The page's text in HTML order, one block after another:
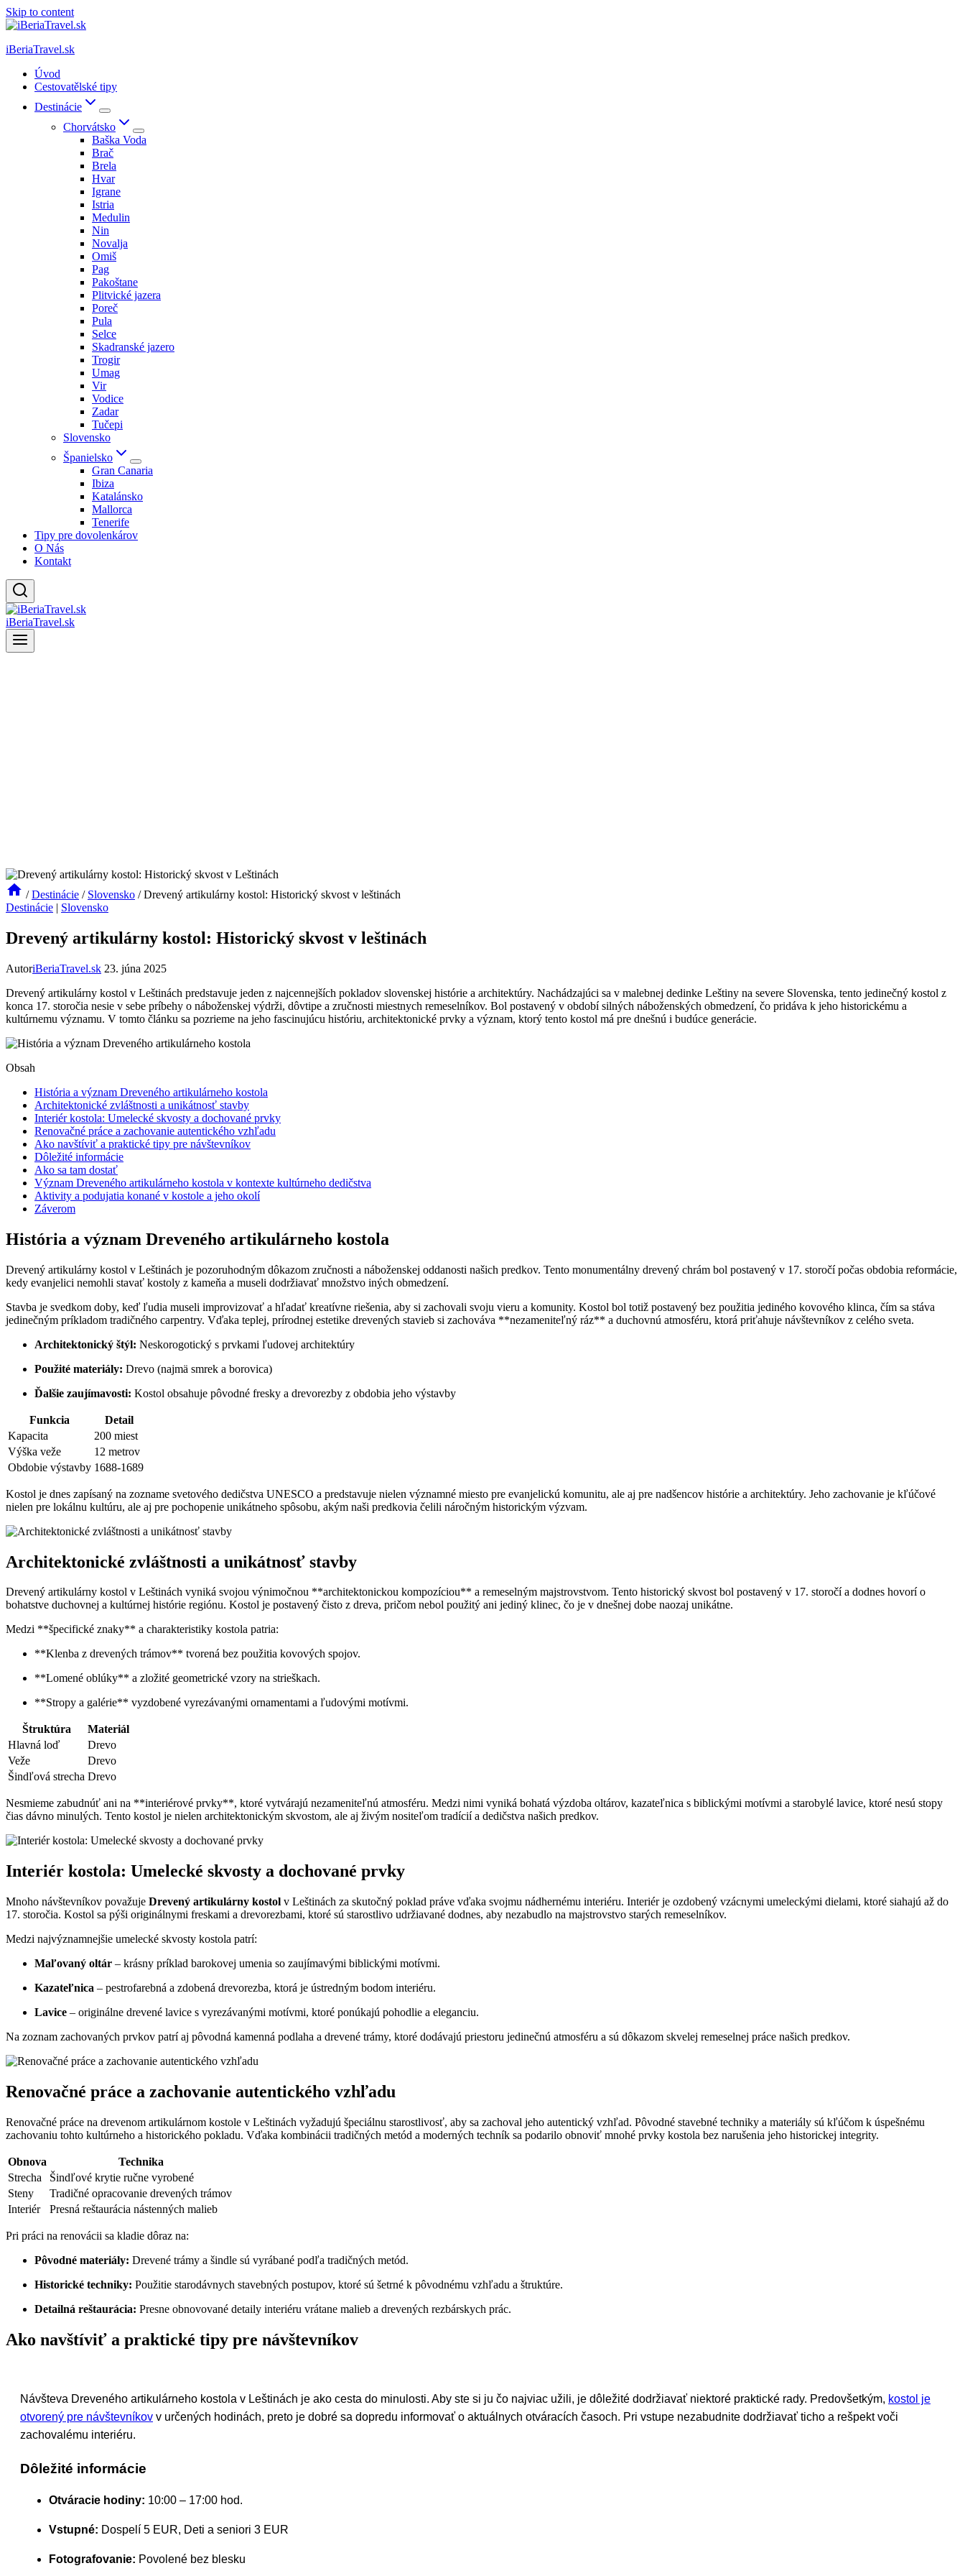
Skip to content
iBeriaTravel.sk
Úvod
Cestovatělské tipy
Destinácie
Chorvátsko
Baška Voda
Brač
Brela
Hvar
Igrane
Istria
Medulin
Nin
Novalja
Omiš
Pag
Pakoštane
Plitvické jazera
Poreč
Pula
Selce
Skadranské jazero
Trogir
Umag
Vir
Vodice
Zadar
Tučepi
Slovensko
Španielsko
Gran Canaria
Ibiza
Katalánsko
Mallorca
Tenerife
Tipy pre dovolenkárov
O Nás
Kontakt
iBeriaTravel.sk
/ Destinácie / Slovensko / Drevený artikulárny kostol: Historický skvost v leštinách
Destinácie | Slovensko
Drevený artikulárny kostol: Historický skvost v leštinách
AutoriBeriaTravel.sk 23. júna 2025
Drevený artikulárny kostol v Leštinách predstavuje jeden z najcennejších pokladov slovenskej histórie a architektúry. Nachádzajúci sa v malebnej dedinke Leštiny na severe Slovenska, tento jedinečný kostol z
konca 17. storočia nesie v sebe príbehy o náboženskej výdrži, dôvtipe a zručnosti miestnych remeselníkov. Bol postavený v období silných náboženských obmedzení, čo pridáva k jeho historickému a
kultúrnemu významu. V tomto článku sa pozrieme na jeho fascinujúcu históriu, architektonické prvky a význam, ktorý tento kostol má pre dnešnú i budúce generácie.
Obsah
História a význam Dreveného artikulárneho kostola
Architektonické zvláštnosti a unikátnosť stavby
Interiér kostola: Umelecké skvosty a dochované prvky
Renovačné práce a zachovanie autentického vzhľadu
Ako navštíviť a praktické tipy pre návštevníkov
Dôležité informácie
Ako sa tam dostať
Význam Dreveného artikulárneho kostola v kontexte kultúrneho dedičstva
Aktivity a podujatia konané v kostole a jeho okolí
Záverom
História a význam Dreveného artikulárneho kostola
Drevený artikulárny kostol v Leštinách je pozoruhodným dôkazom zručnosti a náboženskej oddanosti našich predkov. Tento monumentálny drevený chrám bol postavený v 17. storočí počas obdobia reformácie,
kedy evanjelici nemohli stavať kostoly z kameňa a museli dodržiavať množstvo iných obmedzení.
Stavba je svedkom doby, keď ľudia museli improvizovať a hľadať kreatívne riešenia, aby si zachovali svoju vieru a komunity. Kostol bol totiž postavený bez použitia jediného kovového klinca, čím sa stáva
jedinečným príkladom tradičného carpentry. Vďaka teplej, prírodnej estetike drevených stavieb si zachováva **nezameniteľný ráz** a duchovnú atmosféru, ktorá priťahuje návštevníkov z celého sveta.
Architektonický štýl: Neskorogotický s prvkami ľudovej architektúry
Použité materiály: Drevo (najmä smrek a borovica)
Ďalšie zaujímavosti: Kostol obsahuje pôvodné fresky a drevorezby z obdobia jeho výstavby
Funkcia
Detail
Kapacita
200 miest
Výška veže
12 metrov
Obdobie výstavby 1688-1689
Kostol je dnes zapísaný na zozname svetového dedičstva UNESCO a predstavuje nielen významné miesto pre evanjelickú komunitu, ale aj pre nadšencov histórie a architektúry. Jeho zachovanie je kľúčové
nielen pre lokálnu kultúru, ale aj pre pochopenie unikátneho spôsobu, akým naši predkovia čelili náročným historickým výzvam.
Architektonické zvláštnosti a unikátnosť stavby
Drevený artikulárny kostol v Leštinách vyniká svojou výnimočnou **architektonickou kompozíciou** a remeselným majstrovstvom. Tento historický skvost bol postavený v 17. storočí a dodnes hovorí o
bohatstve duchovnej a kultúrnej histórie regiónu. Kostol je postavený čisto z dreva, pričom nebol použitý ani jediný klinec, čo je v dnešnej dobe naozaj unikátne.
Medzi **špecifické znaky** a charakteristiky kostola patria:
**Klenba z drevených trámov** tvorená bez použitia kovových spojov.
**Lomené oblúky** a zložité geometrické vzory na strieškach.
**Stropy a galérie** vyzdobené vyrezávanými ornamentami a ľudovými motívmi.
Štruktúra
Materiál
Hlavná loď
Drevo
Veže
Drevo
Šindľová strecha Drevo
Nesmieme zabudnúť ani na **interiérové prvky**, ktoré vytvárajú nezameniteľnú atmosféru. Medzi nimi vyniká bohatá výzdoba oltárov, kazateľnica s biblickými motívmi a starobylé lavice, ktoré nesú stopy
čias dávno minulých. Tento kostol je nielen architektonickým skvostom, ale aj živým nositeľom tradícií a dedičstva našich predkov.
Interiér kostola: Umelecké skvosty a dochované prvky
Mnoho návštevníkov považuje Drevený artikulárny kostol v Leštinách za skutočný poklad práve vďaka svojmu nádhernému interiéru. Interiér je ozdobený vzácnymi umeleckými dielami, ktoré siahajú až do
17. storočia. Kostol sa pýši originálnymi freskami a drevorezbami, ktoré sú starostlivo udržiavané dodnes, aby nezabudlo na majstrovstvo starých remeselníkov.
Medzi najvýznamnejšie umelecké skvosty kostola patrí:
Maľovaný oltár – krásny príklad barokovej umenia so zaujímavými biblickými motívmi.
Kazateľnica – pestrofarebná a zdobená drevorezba, ktorá je ústredným bodom interiéru.
Lavice – originálne drevené lavice s vyrezávanými motívmi, ktoré ponúkajú pohodlie a eleganciu.
Na zoznam zachovaných prvkov patrí aj pôvodná kamenná podlaha a drevené trámy, ktoré dodávajú priestoru jedinečnú atmosféru a sú dôkazom skvelej remeselnej práce našich predkov.
Renovačné práce a zachovanie autentického vzhľadu
Renovačné práce na drevenom artikulárnom kostole v Leštinách vyžadujú špeciálnu starostlivosť, aby sa zachoval jeho autentický vzhľad. Pôvodné stavebné techniky a materiály sú kľúčom k úspešnému
zachovaniu tohto kultúrneho a historického pokladu. Vďaka kombinácii tradičných metód a moderných techník sa podarilo obnoviť mnohé prvky kostola bez narušenia jeho historickej integrity.
Obnova
Technika
Strecha
Šindľové krytie ručne vyrobené
Steny
Tradičné opracovanie drevených trámov
Interiér
Presná reštaurácia nástenných malieb
Pri práci na renovácii sa kladie dôraz na:
Pôvodné materiály: Drevené trámy a šindle sú vyrábané podľa tradičných metód.
Historické techniky: Použitie starodávnych stavebných postupov, ktoré sú šetrné k pôvodnému vzhľadu a štruktúre.
Detailná reštaurácia: Presne obnovované detaily interiéru vrátane malieb a drevených rezbárskych prác.
Ako navštíviť a praktické tipy pre návštevníkov
Návšteva Dreveného artikulárneho kostola v Leštinách je ako cesta do minulosti. Aby ste si ju čo najviac užili, je dôležité dodržiavať niektoré praktické rady. Predovšetkým, kostol je
otvorený pre návštevníkov v určených hodinách, preto je dobré sa dopredu informovať o aktuálnych otváracích časoch. Pri vstupe nezabudnite dodržiavať ticho a rešpekt voči
zachovalému interiéru.
Dôležité informácie
Otváracie hodiny: 10:00 – 17:00 hod.
Vstupné: Dospelí 5 EUR, Deti a seniori 3 EUR
Fotografovanie: Povolené bez blesku